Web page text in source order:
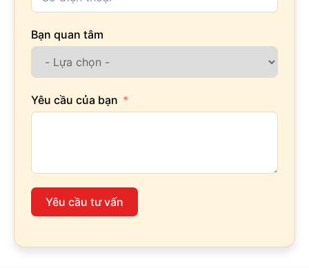
Bạn quan tâm
Yêu cầu của bạn
Yêu cầu tư vấn